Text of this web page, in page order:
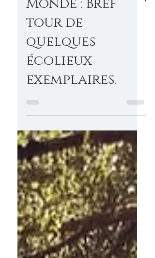
Monde : Bref
tour de
quelques
écolieux
exemplaires.